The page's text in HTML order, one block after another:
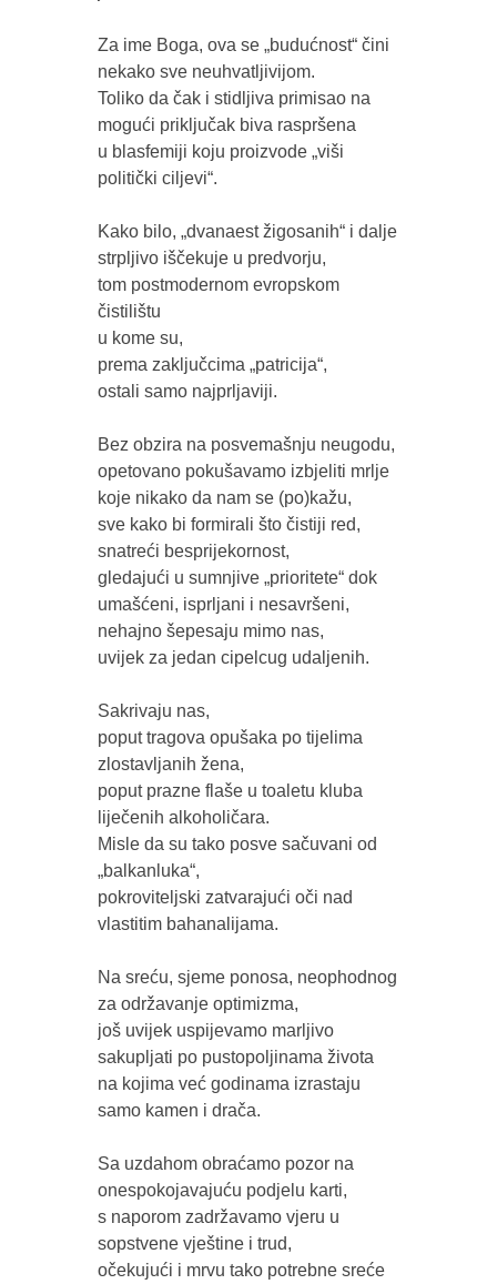
Za ime Boga, ova se „budućnost“ čini
nekako sve neuhvatljivijom.
Toliko da čak i stidljiva primisao na
mogući priključak biva raspršena
u blasfemiji koju proizvode „viši
politički ciljevi“.
Kako bilo, „dvanaest žigosanih“ i dalje
strpljivo iščekuje u predvorju,
tom postmodernom evropskom
čistilištu
u kome su,
prema zaključcima „patricija“,
ostali samo najprljaviji.
Bez obzira na posvemašnju neugodu,
opetovano pokušavamo izbjeliti mrlje
koje nikako da nam se (po)kažu,
sve kako bi formirali što čistiji red,
snatreći besprijekornost,
gledajući u sumnjive „prioritete“ dok
umašćeni, isprljani i nesavršeni,
nehajno šepesaju mimo nas,
uvijek za jedan cipelcug udaljenih.
Sakrivaju nas,
poput tragova opušaka po tijelima
zlostavljanih žena,
poput prazne flaše u toaletu kluba
liječenih alkoholičara.
Misle da su tako posve sačuvani od
„balkanluka“,
pokroviteljski zatvarajući oči nad
vlastitim bahanalijama.
Na sreću, sjeme ponosa, neophodnog
za održavanje optimizma,
još uvijek uspijevamo marljivo
sakupljati po pustopoljinama života
na kojima već godinama izrastaju
samo kamen i drača.
Sa uzdahom obraćamo pozor na
onespokojavajuću podjelu karti,
s naporom zadržavamo vjeru u
sopstvene vještine i trud,
očekujući i mrvu tako potrebne sreće